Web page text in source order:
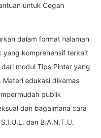
untuk Cegah
dalam format halaman
yang komprehensif terkait
modul Tips Pintar yang
edukasi dikemas
publik
dan bagaimana cara
dan B.A.N.T.U.